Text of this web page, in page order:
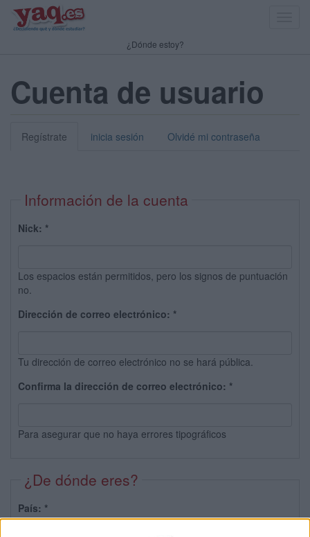
¿Dónde estoy?
Cuenta de usuario
Regístrate inicia sesión Olvidé mi contraseña
Información de la cuenta
Nick: *
Los espacios están permitidos, pero los signos de puntuación
no.
Dirección de correo electrónico: *
Tu dirección de correo electrónico no se hará pública.
Confirma la dirección de correo electrónico: *
Para asegurar que no haya errores tipográficos
¿De dónde eres?
País: *